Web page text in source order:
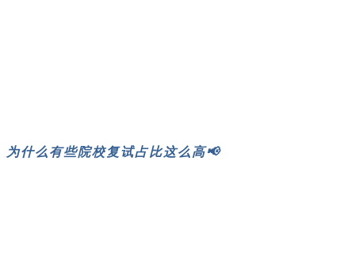
为什么有些院校复试占比这么高📢